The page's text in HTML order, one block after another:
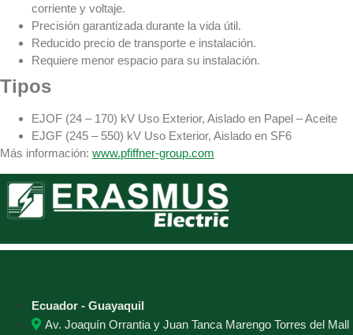
corriente y voltaje.
Precisión garantizada durante la vida útil.
Reducido precio de transporte e instalación.
Requiere menor espacio para su instalación.
Tipos
EJOF (24 – 170) kV Uso Exterior, Aislado en Papel – Aceite
EJGF (245 – 550) kV Uso Exterior, Aislado en SF6
Más información: www.pfiffner-group.com
Ecuador - Guayaquil
Av. Joaquín Orrantia y Juan Tanca Marengo Torres del Mall